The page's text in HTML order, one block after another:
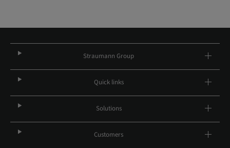
Straumann Group
Quick links
Solutions
Customers